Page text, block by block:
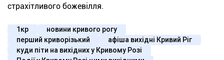
страхітливого божевілля.
1кр
новини кривого рогу
перший криворізький
афіша вихідні Кривий Ріг
куди піти на вихідних у Кривому Розі